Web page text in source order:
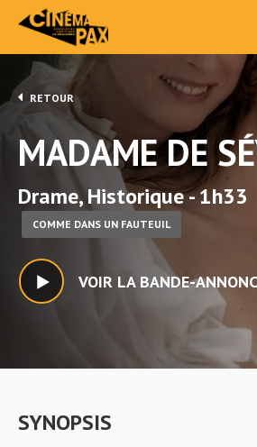
RETOUR
MADAME DE
Drame, Historique - 1h33
COMME DANS UN FAUTEUIL
VOIR LA BANDE-
SYNOPSIS